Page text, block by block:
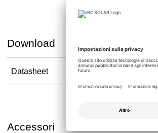
Download
Datasheet
Accessori